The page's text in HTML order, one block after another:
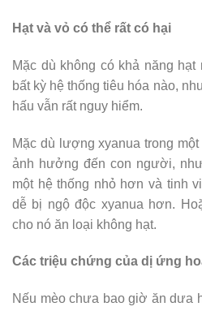
Hạt và vỏ có thể rất có hại
Mặc dù không có khả năng hạt
bất kỳ hệ thống tiêu hóa nào,
hấu vẫn rất nguy hiểm.
Mặc dù lượng xyanua trong
ảnh hưởng đến con người,
một hệ thống nhỏ hơn và tinh
dễ bị ngộ độc xyanua hơn.
cho nó ăn loại không hạt.
Các triệu chứng của dị ứng
Nếu mèo chưa bao giờ ăn dưa